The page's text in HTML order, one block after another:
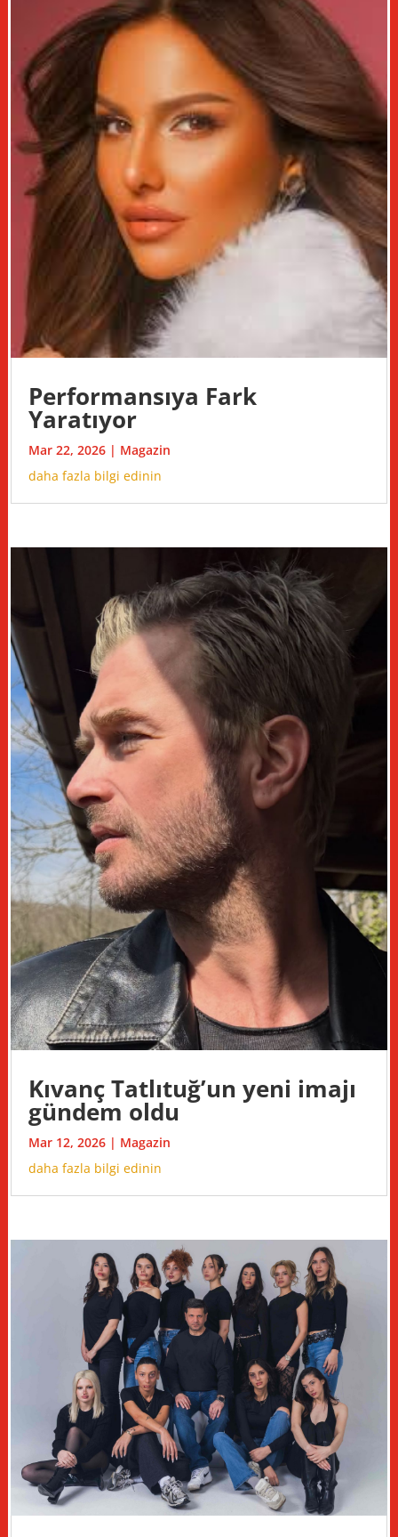
Performansıya Fark
Yaratıyor
Mar 22, 2026 | Magazin
daha fazla bilgi edinin
Kıvanç Tatlıtuğ’un yeni imajı
gündem oldu
Mar 12, 2026 | Magazin
daha fazla bilgi edinin